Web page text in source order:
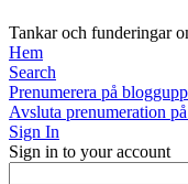
Tankar och funderingar
Hem
Search
Prenumerera på
Avsluta prenumeration
Sign In
Sign in to your account